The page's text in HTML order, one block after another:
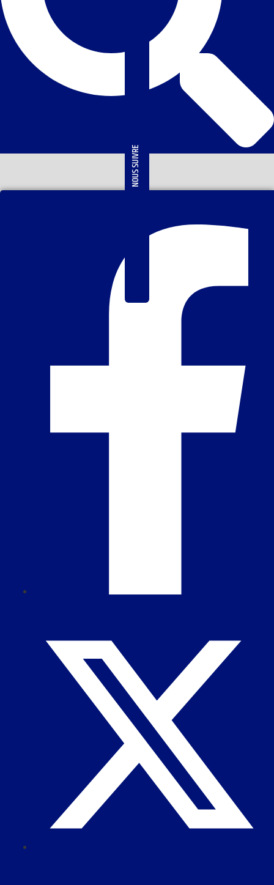
NOUS SUIVRE